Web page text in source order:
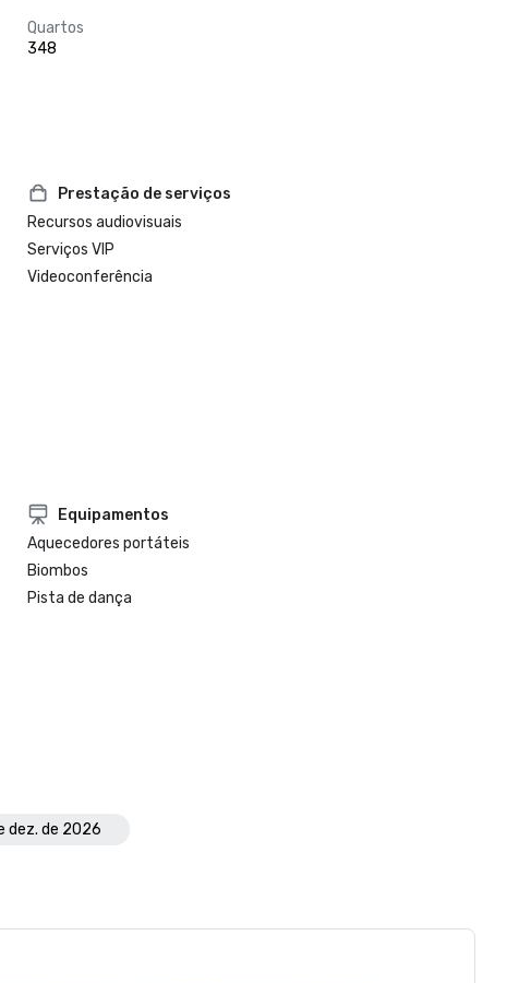
Quartos
348
Prestação de serviços
Recursos audiovisuais
Serviços VIP
Videoconferência
Equipamentos
Aquecedores portáteis
Biombos
Pista de dança
dez. de 2026